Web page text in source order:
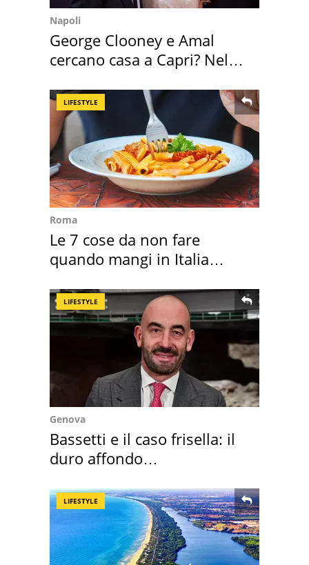
Napoli
George Clooney e Amal
cercano casa a Capri? Nel
LIFESTYLE
Roma
Le 7 cose da non fare
quando mangi in Italia
LIFESTYLE
Genova
Bassetti e il caso frisella: il
duro affondo
LIFESTYLE